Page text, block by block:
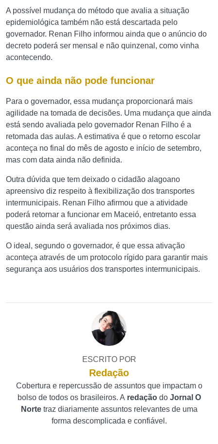
A possível mudança do método que avalia a situação
epidemiológica também não está descartada pelo
governador. Renan Filho informou ainda que o anúncio do
decreto poderá ser mensal e não quinzenal, como vinha
acontecendo.
O que ainda não pode funcionar
Para o governador, essa mudança proporcionará mais
agilidade na tomada de decisões. Uma mudança que ainda
está sendo avaliada pelo governador Renan Filho é a
retomada das aulas. A estimativa é que o retorno escolar
aconteça no final do mês de agosto e início de setembro,
mas com data ainda não definida.
Outra dúvida que tem deixado o cidadão alagoano
apreensivo diz respeito à flexibilização dos transportes
intermunicipais. Renan Filho afirmou que a atividade
poderá retornar a funcionar em Maceió, entretanto essa
questão ainda será avaliada nos próximos dias.
O ideal, segundo o governador, é que essa ativação
aconteça através de um protocolo rígido para garantir mais
segurança aos usuários dos transportes intermunicipais.
ESCRITO POR
Redação
Cobertura e repercussão de assuntos que impactam o
bolso de todos os brasileiros. A redação do Jornal O
Norte traz diariamente assuntos relevantes de uma
forma descomplicada e confiável.